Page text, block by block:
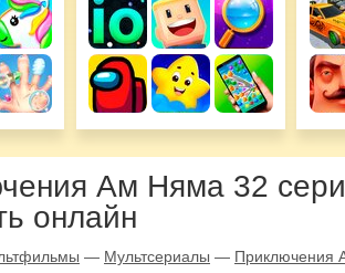
Ам Няма 32
онлайн
— Мультсериалы — Приключения